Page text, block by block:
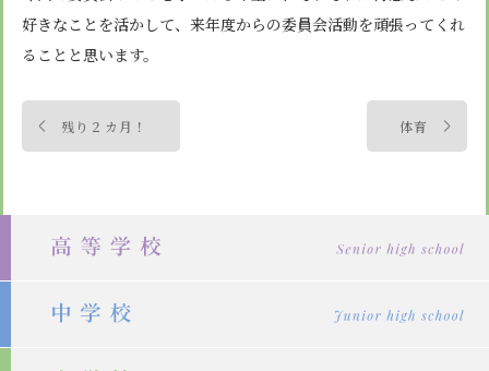
好きなことを活かして、来年度からの委員会活動を頑張ってくれ
ることと思います。
投
稿
残り２カ月！ 体育